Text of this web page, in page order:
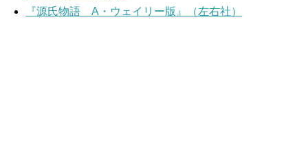
『源氏物語 A・ウェイリー版』（左右社）